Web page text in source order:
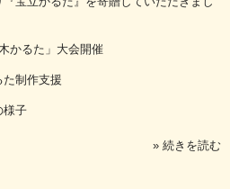
かるた」大会開催
制作支援
様子
» 続きを読む